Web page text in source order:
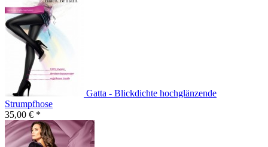
Gatta - Blickdichte hochglänzende
Strumpfhose
35,00 € *